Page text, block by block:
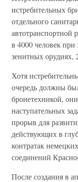
истребительных
отдельного
автотранспортной
в 4000 человек
зенитных орудиях,
Хотя
очередь должны
бронетехникой,
наступательных
прорыв для
действующих в
контратак
соединений
После создания в